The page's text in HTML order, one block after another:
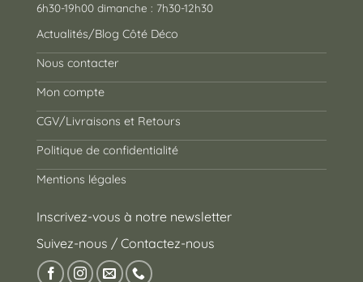
6h30-19h00 dimanche : 7h30-12h30
Actualités/Blog Côté Déco
Nous contacter
Mon compte
CGV/Livraisons et Retours
Politique de confidentialité
Mentions légales
Inscrivez-vous à notre newsletter
Suivez-nous / Contactez-nous